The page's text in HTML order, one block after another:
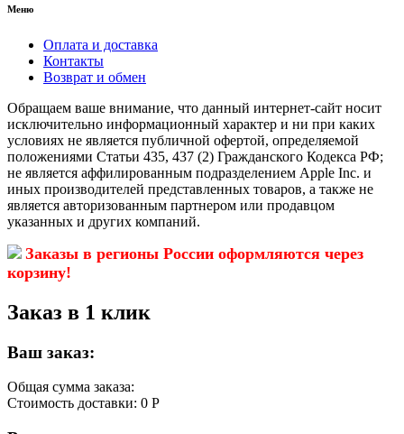
Меню
Оплата и доставка
Контакты
Возврат и обмен
Обращаем ваше внимание, что данный интернет-сайт носит
исключительно информационный характер и ни при каких
условиях не является публичной офертой, определяемой
положениями Статьи 435, 437 (2) Гражданского Кодекса РФ;
не является аффилированным подразделением Apple Inc. и
иных производителей представленных товаров, а также не
является авторизованным партнером или продавцом
указанных и других компаний.
Заказы в регионы России оформляются через
корзину!
Заказ в 1 клик
Ваш заказ:
Общая сумма заказа:
Стоимость доставки: 0 Р